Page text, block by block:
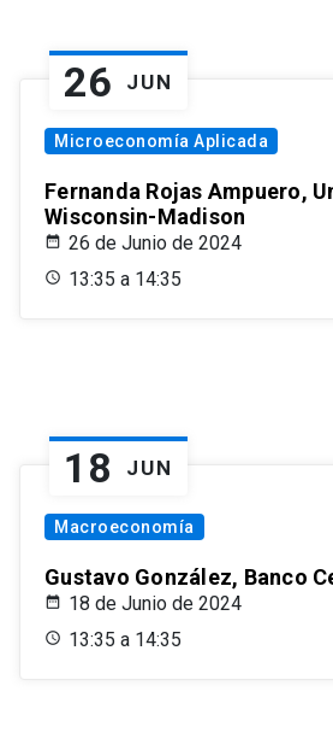
26 JUN
Microeconomía Aplicada
Fernanda Rojas Ampuero,
Wisconsin-Madison
26 de Junio de 2024
13:35 a 14:35
18 JUN
Macroeconomía
Gustavo González, Banco
18 de Junio de 2024
13:35 a 14:35